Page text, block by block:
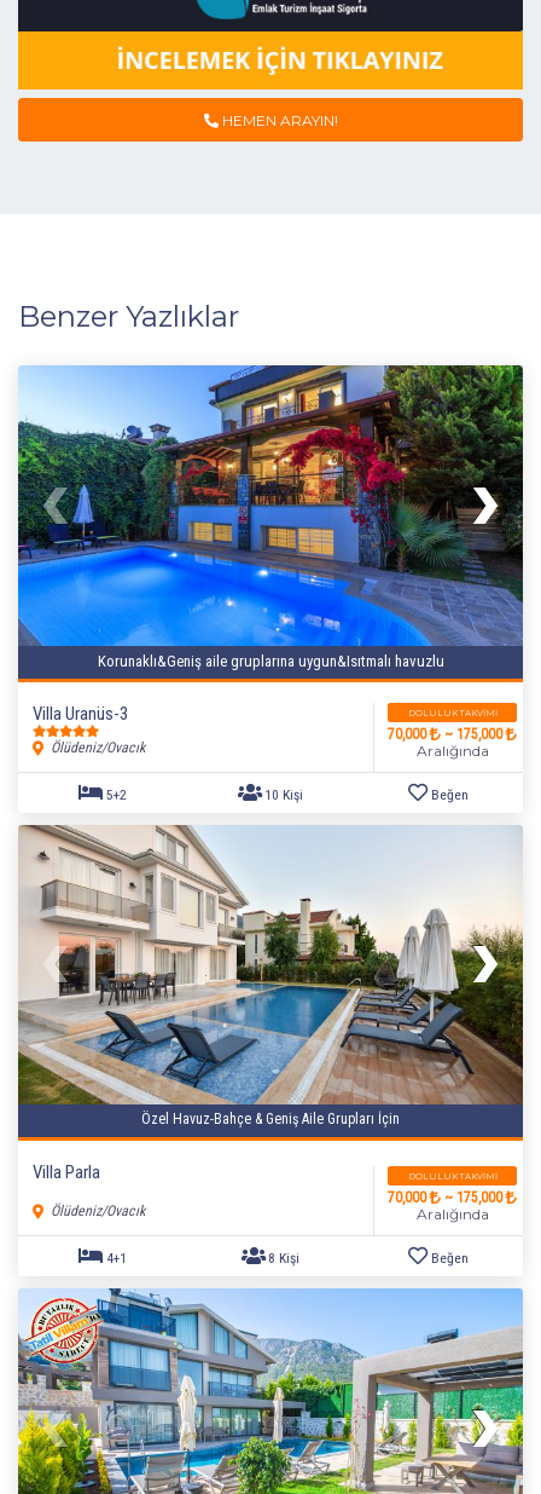
HEMEN ARAYIN!
Benzer Yazlıklar
Korunaklı&Geniş aile gruplarına uygun&Isıtmalı havuzlu
Villa Uranüs-3
Ölüdeniz/Ovacık
DOLULUK TAKVIMI
70,000 ~ 175,000
Aralığında
Özel Havuz-Bahçe & Geniş Aile Grupları İçin
Villa Parla
Ölüdeniz/Ovacık
DOLULUK TAKVIMI
70,000 ~ 175,000
Aralığında